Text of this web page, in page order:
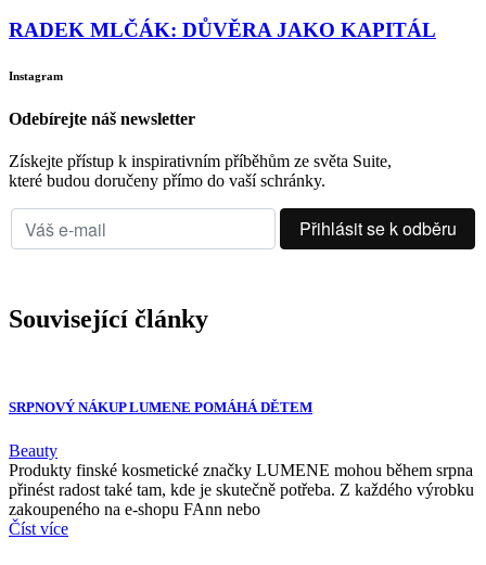
RADEK MLČÁK: DŮVĚRA JAKO KAPITÁL
Instagram
Odebírejte náš newsletter
Získejte přístup k inspirativním příběhům ze světa Suite,
které budou doručeny přímo do vaší schránky.
Související články
SRPNOVÝ NÁKUP LUMENE POMÁHÁ DĚTEM
Beauty
Produkty finské kosmetické značky LUMENE mohou během srpna
přinést radost také tam, kde je skutečně potřeba. Z každého výrobku
zakoupeného na e-shopu FAnn nebo
Číst více